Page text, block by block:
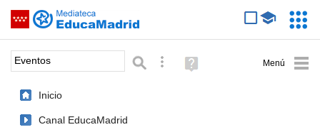
Saltar navegación
Palabra o frase: Búsqueda avanzada
Ayuda
(en
Inicio
Canal EducaMadrid